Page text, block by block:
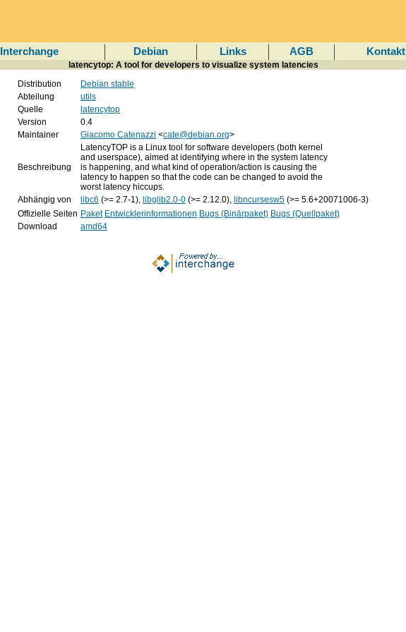
Interchange Debian Links AGB Kontakt
latencytop: A tool for developers to visualize system latencies
Distribution
Debian stable
Abteilung
utils
Quelle
latencytop
Version
0.4
Maintainer
Giacomo Catenazzi <cate@debian.org>
Beschreibung
LatencyTOP is a Linux tool for software developers (both kernel
and userspace), aimed at identifying where in the system latency
is happening, and what kind of operation/action is causing the
latency to happen so that the code can be changed to avoid the
worst latency hiccups.
Abhängig von
libc6 (>= 2.7-1), libglib2.0-0 (>= 2.12.0), libncursesw5 (>= 5.6+20071006-3)
Offizielle Seiten Paket Entwicklerinformationen Bugs (Binärpaket) Bugs (Quellpaket)
Download
amd64